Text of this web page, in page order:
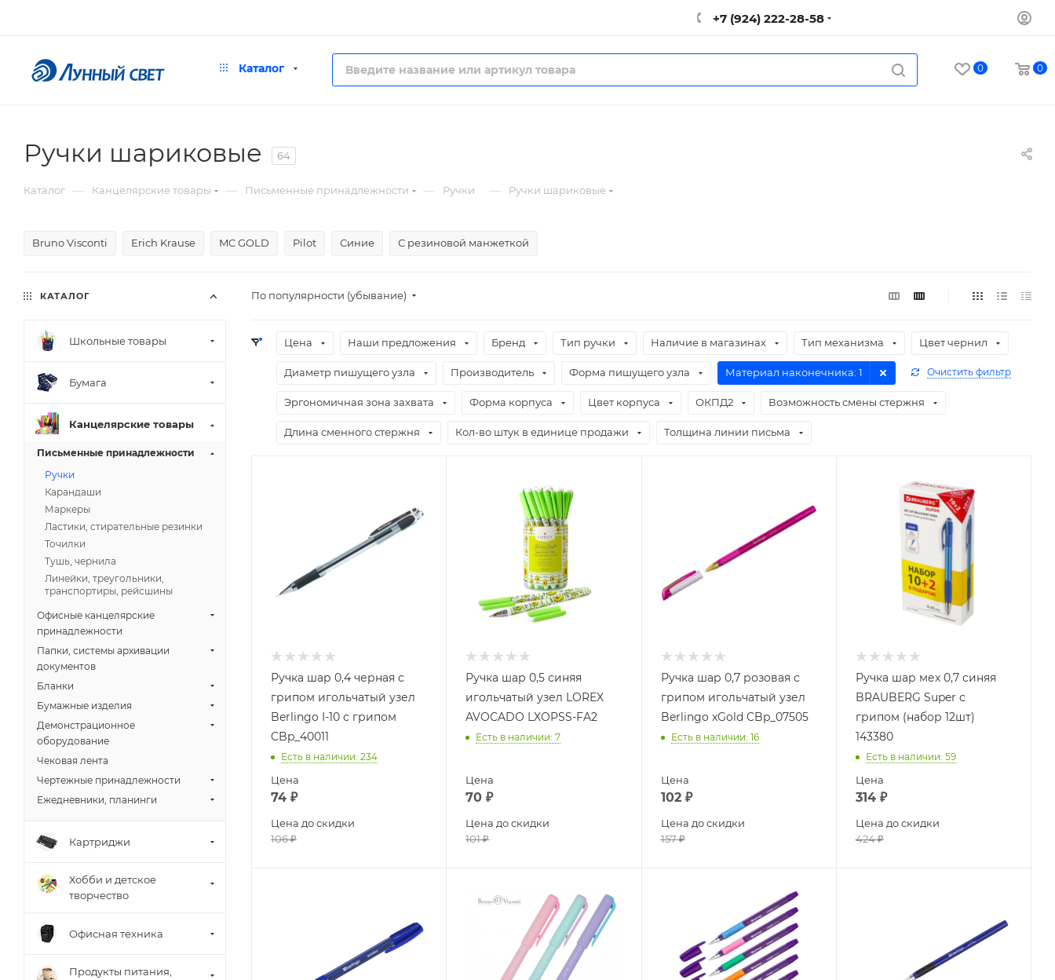
+7 (924) 222-28-58
Каталог 0 0
Ручки шариковые 64
Каталог — Канцелярские товары — Письменные принадлежности — Ручки — Ручки шариковые
Bruno Visconti Erich Krause MC GOLD Pilot Синие С резиновой манжеткой
По популярности (убывание)
Цена Наши предложения Бренд Тип ручки Наличие в магазинах Тип механизма Цвет чернил
Диаметр пишущего узла Производитель Форма пишущего узла Материал наконечника: 1
Эргономичная зона захвата Форма корпуса Цвет корпуса ОКПД2 Возможность смены стержня
Длина сменного стержня Кол-во штук в единице продажи Толщина линии письма
Очистить фильтр
Ручка шар 0,4 черная с
грипом игольчатый узел
Berlingo I-10 с грипом
CBp_40011
Есть в наличии: 234
Цена
74 ₽
Цена до скидки
106₽
Ручка шар 0,5 синяя
игольчатый узел LOREX
AVOCADO LXOPSS-FA2
Есть в наличии: 7
Цена
70 ₽
Цена до скидки
101₽
Ручка шар 0,7 розовая с
грипом игольчатый узел
Berlingo xGold CBp_07505
Есть в наличии: 16
Цена
102₽
Цена до скидки
157₽
Ручка шар мех 0,7 синяя
BRAUBERG Super с
грипом (набор 12шт)
143380
Есть в наличии: 59
Цена
314₽
Цена до скидки
424₽
КАТАЛОГ
Школьные товары
Бумага
Канцелярские товары
Письменные принадлежности
Ручки
Карандаши
Маркеры
Ластики, стирательные резинки
Точилки
Тушь, чернила
Линейки, треугольники,
транспортиры, рейсшины
Офисные канцелярские
принадлежности
Папки, системы архивации
документов
Бланки
Бумажные изделия
Демонстрационное
оборудование
Чековая лента
Чертежные принадлежности
Ежедневники, планинги
Картриджи
Хобби и детское
творчество
Офисная техника
Продукты питания,